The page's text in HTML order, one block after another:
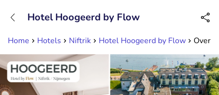
Available until 23:00
Home Hotels Niftrik Hotel Hoogeerd by Flow
Hotel Hoogeerd by Flow